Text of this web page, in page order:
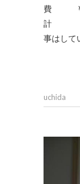
費 ￥
計 ￥
事はして
uchida